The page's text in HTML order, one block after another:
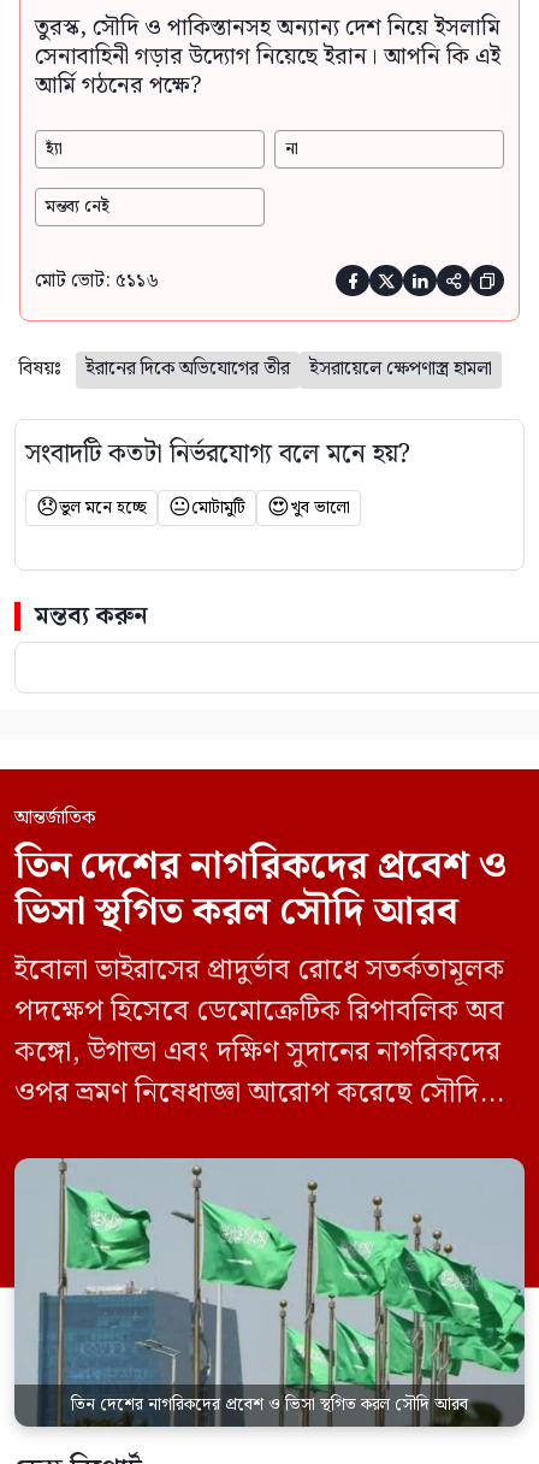
তুরস্ক, সৌদি ও পাকিস্তানসহ অন্যান্য দেশ নিয়ে ইসলামি
সেনাবাহিনী গড়ার উদ্যোগ নিয়েছে ইরান। আপনি কি এই
আর্মি গঠনের পক্ষে?
হ্যাঁ না
মন্তব্য নেই
মোট ভোট: ৫১১৬     
বিষয়ঃ ইরানের দিকে অভিযোগের তীর ইসরায়েলে ক্ষেপণাস্ত্র হামলা
সংবাদটি কতটা নির্ভরযোগ্য বলে মনে হয়?
😞ভুল মনে হচ্ছে 😐মোটামুটি 😍খুব ভালো
মন্তব্য করুন
আন্তর্জাতিক
তিন দেশের নাগরিকদের প্রবেশ ও
ভিসা স্থগিত করল সৌদি আরব
ইবোলা ভাইরাসের প্রাদুর্ভাব রোধে সতর্কতামূলক
পদক্ষেপ হিসেবে ডেমোক্রেটিক রিপাবলিক অব
কঙ্গো, উগান্ডা এবং দক্ষিণ সুদানের নাগরিকদের
ওপর ভ্রমণ নিষেধাজ্ঞা আরোপ করেছে সৌদি
যেকোনো ভ্রমণকারীর জন্য ভিসা ইস্যু এবং
সৌদিতে প্রবেশ সাময়িকভাবে স্থগিত করা
হয়েছে। সৌদি প্রেস এজেন্সি (এসপিএ)
জানিয়েছে, এই নিষেধাজ্ঞা শুধুমাত্র সরাসরি ওই
তিন দেশ থেকে […]
তিন দেশের নাগরিকদের প্রবেশ ও ভিসা স্থগিত করল সৌদি আরব